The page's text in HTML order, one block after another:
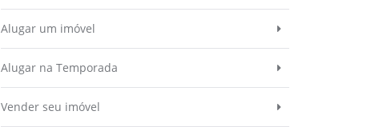
Alugar um imóvel
Alugar na Temporada
Vender seu imóvel